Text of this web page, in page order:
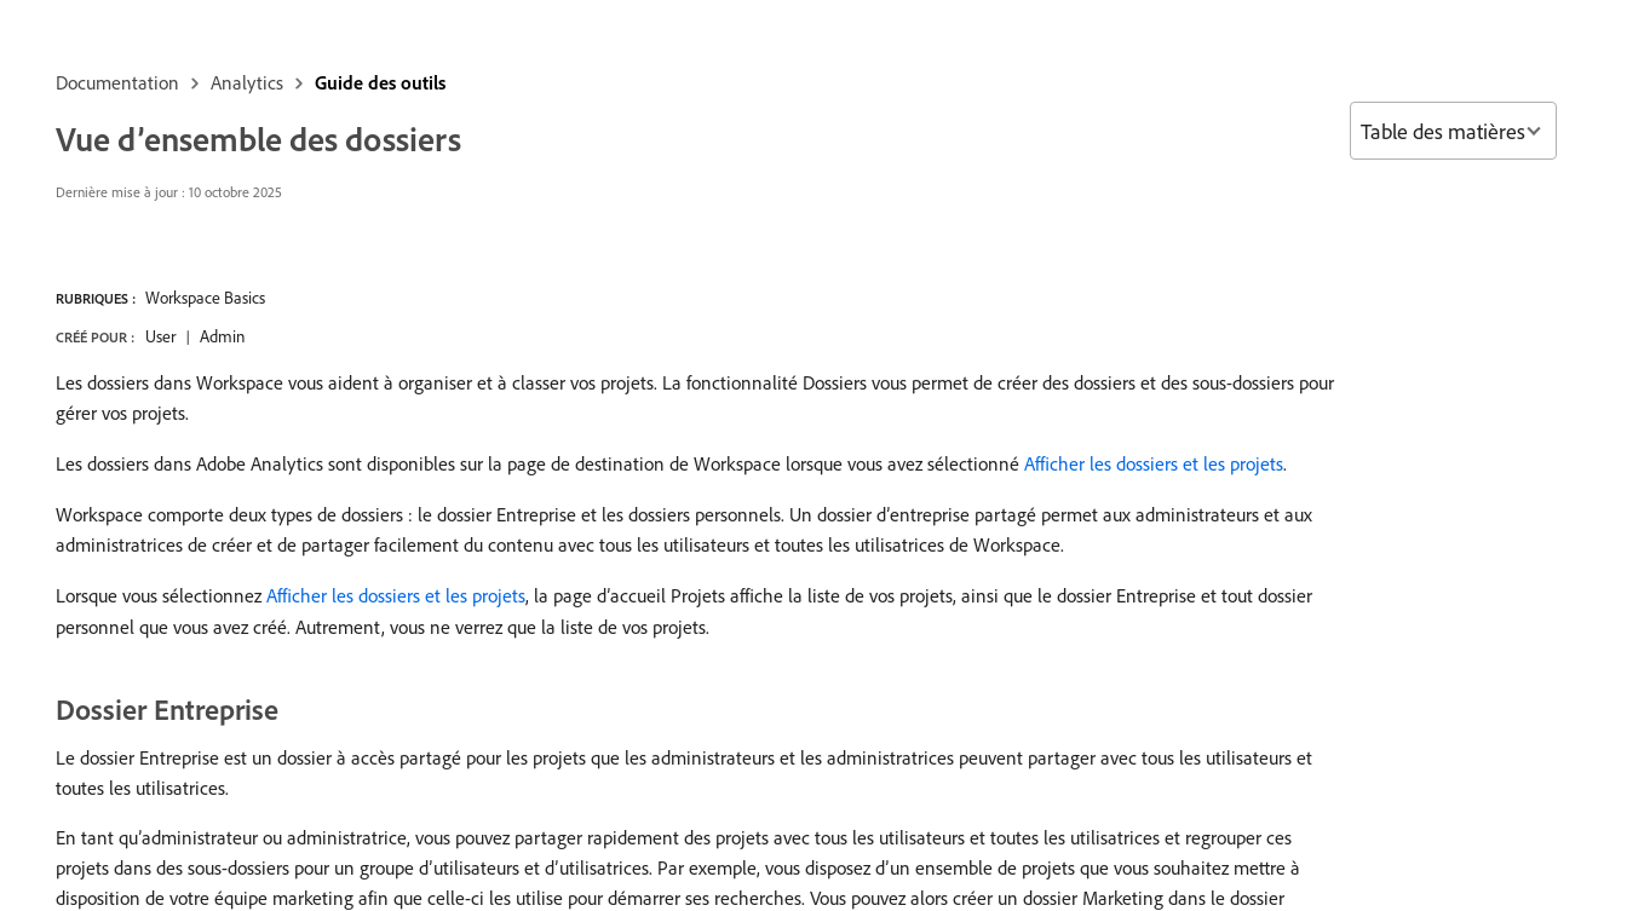
Documentation Analytics Guide des outils
Vue d’ensemble des dossiers
Dernière mise à jour : 10 octobre 2025
RUBRIQUES : Workspace Basics
CRÉÉ POUR : User Admin
Les dossiers dans Workspace vous aident à organiser et à classer vos projets. La fonctionnalité Dossiers vous permet de créer des dossiers et des sous-dossiers pour
gérer vos projets.
Les dossiers dans Adobe Analytics sont disponibles sur la page de destination de Workspace lorsque vous avez sélectionné Afficher les dossiers et les projets.
Workspace comporte deux types de dossiers : le dossier Entreprise et les dossiers personnels. Un dossier d’entreprise partagé permet aux administrateurs et aux
administratrices de créer et de partager facilement du contenu avec tous les utilisateurs et toutes les utilisatrices de Workspace.
Lorsque vous sélectionnezAfficher les dossiers et les projets, la page d’accueil Projets affiche la liste de vos projets, ainsi que le dossier Entreprise et tout dossier
personnel que vous avez créé. Autrement, vous ne verrez que la liste de vos projets.
Dossier Entreprise
Le dossier Entreprise est un dossier à accès partagé pour les projets que les administrateurs et les administratrices peuvent partager avec tous les utilisateurs et
toutes les utilisatrices.
En tant qu’administrateur ou administratrice, vous pouvez partager rapidement des projets avec tous les utilisateurs et toutes les utilisatrices et regrouper ces
projets dans des sous-dossiers pour un groupe d’utilisateurs et d’utilisatrices. Par exemple, vous disposez d’un ensemble de projets que vous souhaitez mettre à
disposition de votre équipe marketing afin que celle-ci les utilise pour démarrer ses recherches. Vous pouvez alors créer un dossier Marketing dans le dossier
Table des matières